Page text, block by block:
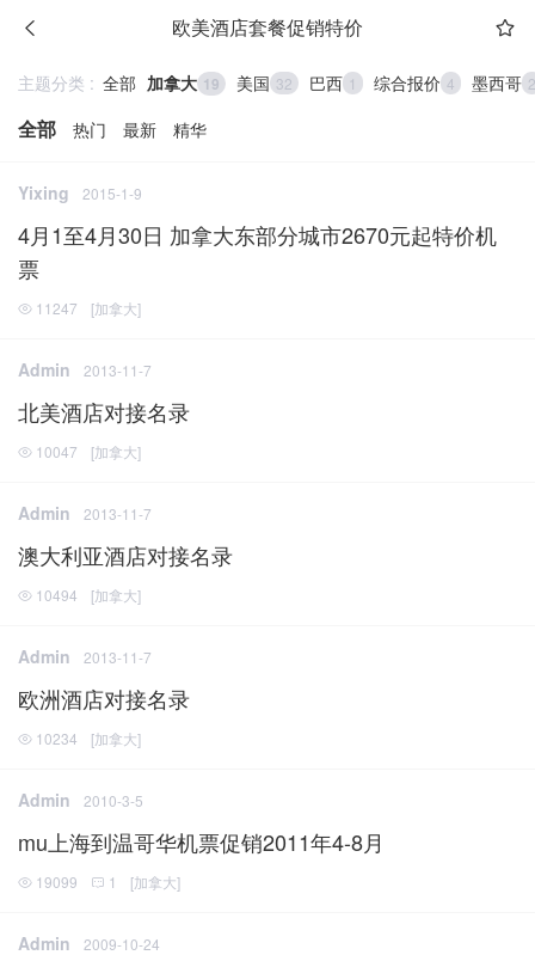
欧美酒店套餐促销特价
主题分类 : 全部 加拿大 19 美国 32 巴西 1 综合报价 4 墨西哥 2
全部 热门 最新 精华
Yixing 2015-1-9
4月1至4月30日 加拿大东部分城市2670元起特价机
票
11247 [加拿大]
Admin 2013-11-7
北美酒店对接名录
10047 [加拿大]
Admin 2013-11-7
澳大利亚酒店对接名录
10494 [加拿大]
Admin 2013-11-7
欧洲酒店对接名录
10234 [加拿大]
Admin 2010-3-5
mu上海到温哥华机票促销2011年4-8月
19099 1 [加拿大]
Admin 2009-10-24